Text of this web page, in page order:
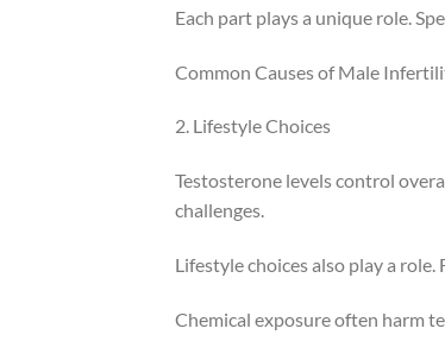
Each part plays a unique role.
Common Causes of Male
2. Lifestyle Choices
Testosterone levels control
challenges.
Lifestyle choices also play a
Chemical exposure often harm